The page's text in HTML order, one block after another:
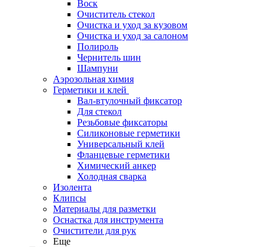
Воск
Очиститель стекол
Очистка и уход за кузовом
Очистка и уход за салоном
Полироль
Чернитель шин
Шампуни
Аэрозольная химия
Герметики и клей
Вал-втулочный фиксатор
Для стекол
Резьбовые фиксаторы
Силиконовые герметики
Универсальный клей
Фланцевые герметики
Химический анкер
Холодная сварка
Изолента
Клипсы
Материалы для разметки
Оснастка для инструмента
Очистители для рук
Еще